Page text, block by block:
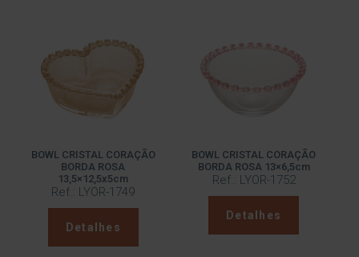
BOWL CRISTAL CORAÇÃO
BORDA ROSA
13,5×12,5x5cm
Ref.: LYOR-1749
Detalhes
BOWL CRISTAL CORAÇÃO
BORDA ROSA 13×6,5cm
Ref.: LYOR-1752
Detalhes